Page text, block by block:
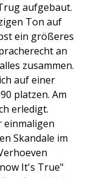
aufgebaut.
Ton auf
ein größeres
an
zusammen.
auf einer
platzen. Am
erledigt.
einmaligen
Skandale im
It's True"